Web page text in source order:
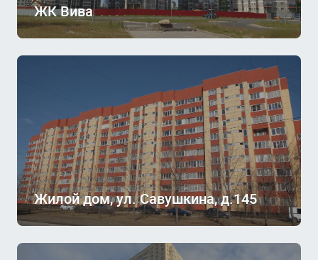
ЖК Вива
Жилой дом, ул. Савушкина, д.145